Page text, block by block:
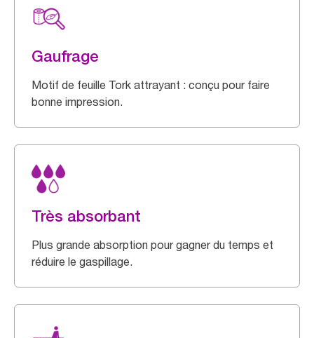
Gaufrage
Motif de feuille Tork attrayant : conçu pour faire
bonne impression.
Très absorbant
Plus grande absorption pour gagner du temps et
réduire le gaspillage.